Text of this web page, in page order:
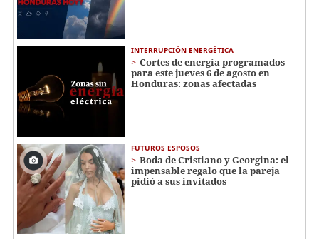
INTERRUPCIÓN ENERGÉTICA
Cortes de energía programados
para este jueves 6 de agosto en
Honduras: zonas afectadas
FUTUROS ESPOSOS
Boda de Cristiano y Georgina: el
impensable regalo que la pareja
pidió a sus invitados